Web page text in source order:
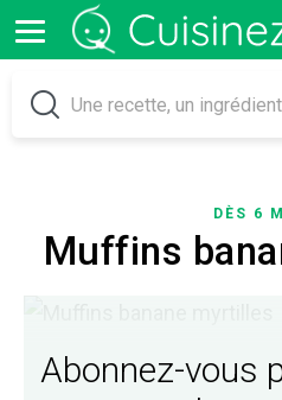
DÈS 6
Muffins
Abonnez-vous